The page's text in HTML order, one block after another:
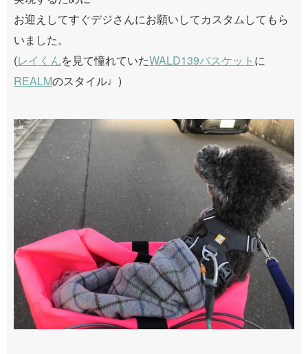
お迎えしてすぐデジさんにお願いしてカスタムしてもら
いました。
(レイくんを見て憧れていたWALD139バスケット に
REALMのスタイル♩)